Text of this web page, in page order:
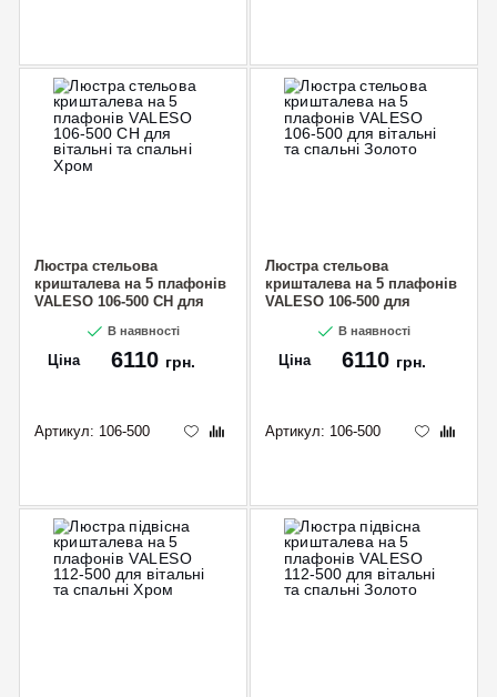
Люстра стельова
кришталева на 5 плафонів
VALESO 106-500 CH для
В наявності
Ціна 6110 грн.
Артикул: 106-500
Люстра стельова
кришталева на 5 плафонів
VALESO 106-500 для
В наявності
Ціна 6110 грн.
Артикул: 106-500